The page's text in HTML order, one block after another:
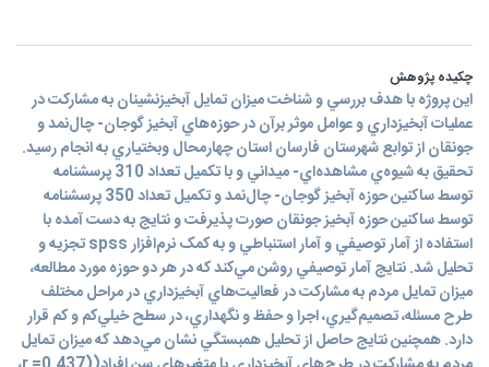
چکیده پژوهش
اين پروژه با هدف بررسي و شناخت ميزان تمايل آبخيزنشينان به مشاركت در
عمليات آبخيزداري و عوامل موثر برآن در حوزه‌هاي آبخيز گوجان- چال‌نمد و
جونقان از توابع شهرستان فارسان استان چهارمحال وبختياري به انجام رسيد.
تحقيق به شيوه‌ي مشاهده‌اي- ميداني و با تکميل تعداد 310 پرسشنامه
توسط ساکنين حوزه‌ آبخيز گوجان- چال‌نمد و تکميل تعداد 350 پرسشنامه
توسط ساکنين حوزه‌ آبخيز جونقان صورت پذيرفت و نتايج به دست آمده با
استفاده از آمار توصيفي و آمار استنباطي و به کمک نرم‌افزار spss تجزيه و
تحليل شد. نتايج آمار توصيفي روشن مي‌کند که در هر دو حوزه مورد مطالعه،
ميزان تمايل مردم به مشارکت در فعاليت‌هاي آبخيزداري در مراحل مختلف
طرح مسئله، تصميم‌گيري، اجرا و حفظ و نگهداري، در سطح خيلي‌کم و کم قرار
دارد. همچنين نتايج حاصل از تحليل همبستگي نشان مي‌دهد که ميزان تمايل